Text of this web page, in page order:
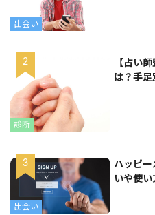
出会い
診断
【占い
は？手足
出会い
ハッピー
いや使